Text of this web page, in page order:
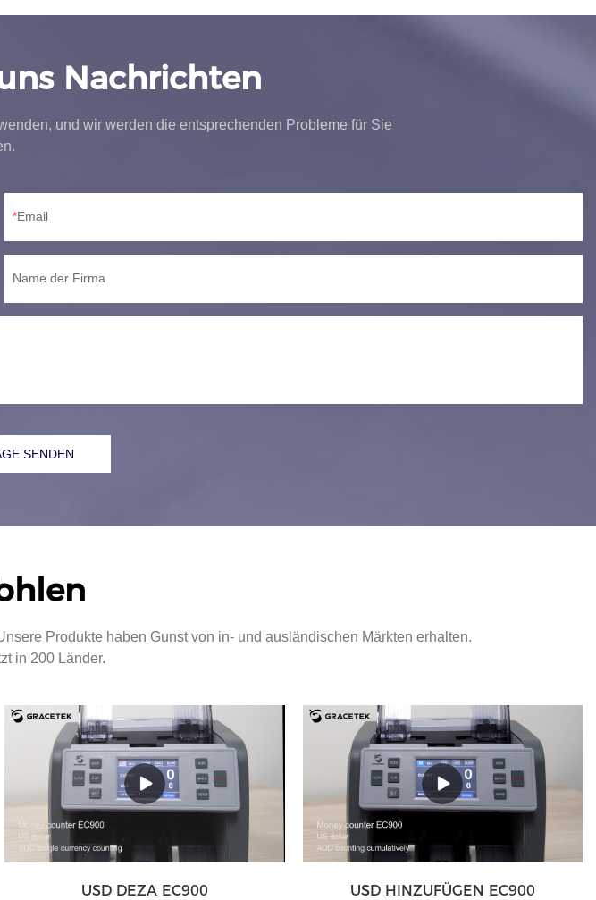
Nachrichten
und wir werden die entsprechenden Probleme für Sie
Email
Name der Firma
SENDEN
Produkte haben Gunst von in- und ausländischen Märkten erhalten.
in 200 Länder.
USD DEZA EC900 USD HINZUFÜGEN EC900